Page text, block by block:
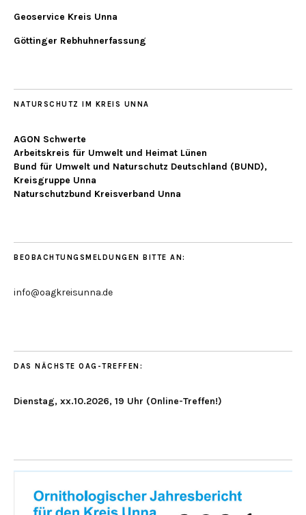
Geoservice Kreis Unna
Göttinger Rebhuhnerfassung
NATURSCHUTZ IM KREIS UNNA
AGON Schwerte
Arbeitskreis für Umwelt und Heimat Lünen
Bund für Umwelt und Naturschutz Deutschland (BUND),
Kreisgruppe Unna
Naturschutzbund Kreisverband Unna
BEOBACHTUNGSMELDUNGEN BITTE AN:
info@oagkreisunna.de
DAS NÄCHSTE OAG-TREFFEN:
Dienstag, xx.10.2026, 19 Uhr (Online-Treffen!)